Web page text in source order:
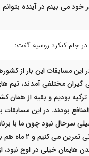
خود می بینم در آینده بتوانم
در جام کنکرد روسیه گفت:
این مسابقات این بار از
مختلفی آمدند، تیم
بودیم و بقیه از همان
بودند. در این مسابقات
سرحال نبود چون ما با
های جهانی تمرین می
هایمان خیلی در اوج نبود،